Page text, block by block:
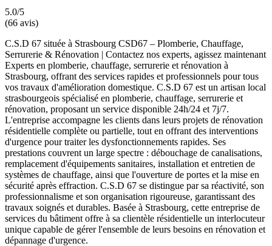
5.0/5
(66 avis)
C.S.D 67 située à Strasbourg CSD67 – Plomberie, Chauffage,
Serrurerie & Rénovation | Contactez nos experts, agissez maintenant
Experts en plomberie, chauffage, serrurerie et rénovation à
Strasbourg, offrant des services rapides et professionnels pour tous
vos travaux d'amélioration domestique. C.S.D 67 est un artisan local
strasbourgeois spécialisé en plomberie, chauffage, serrurerie et
rénovation, proposant un service disponible 24h/24 et 7j/7.
L'entreprise accompagne les clients dans leurs projets de rénovation
résidentielle complète ou partielle, tout en offrant des interventions
d'urgence pour traiter les dysfonctionnements rapides. Ses
prestations couvrent un large spectre : débouchage de canalisations,
remplacement d'équipements sanitaires, installation et entretien de
systèmes de chauffage, ainsi que l'ouverture de portes et la mise en
sécurité après effraction. C.S.D 67 se distingue par sa réactivité, son
professionnalisme et son organisation rigoureuse, garantissant des
travaux soignés et durables. Basée à Strasbourg, cette entreprise de
services du bâtiment offre à sa clientèle résidentielle un interlocuteur
unique capable de gérer l'ensemble de leurs besoins en rénovation et
dépannage d'urgence.